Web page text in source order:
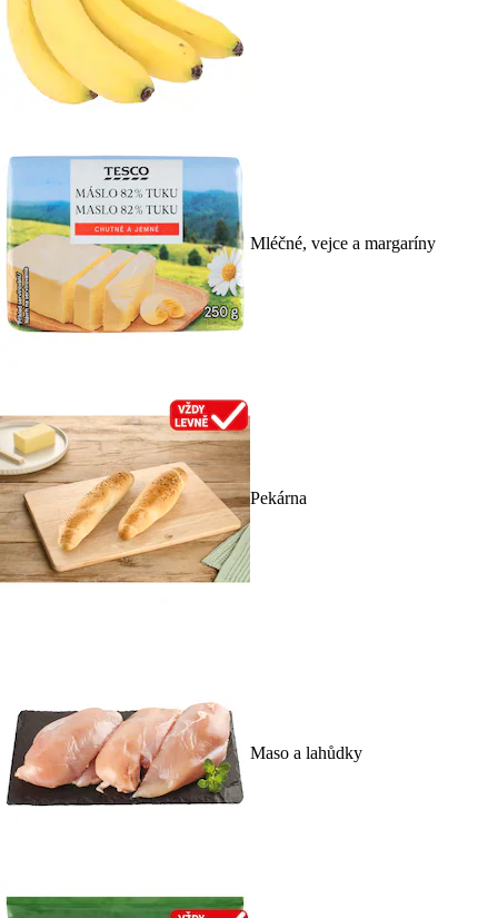
Mléčné, vejce a margaríny
Pekárna
Maso a lahůdky